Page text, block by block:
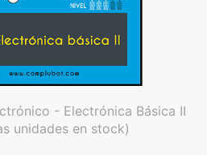
- Electrónica Básica II
unidades en stock)